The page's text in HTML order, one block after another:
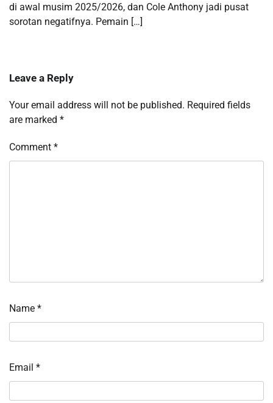
di awal musim 2025/2026, dan Cole Anthony jadi pusat
sorotan negatifnya. Pemain […]
Leave a Reply
Your email address will not be published. Required fields
are marked *
Comment *
Name *
Email *